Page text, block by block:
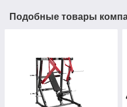
Подобные товары